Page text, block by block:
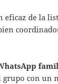
eficaz de la
grupo con un